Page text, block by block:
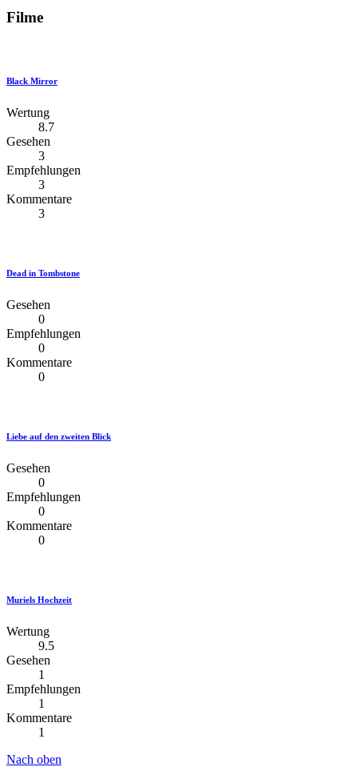
Filme
Black Mirror
Wertung
8.7
Gesehen
3
Empfehlungen
3
Kommentare
3
Dead in Tombstone
Gesehen
0
Empfehlungen
0
Kommentare
0
Liebe auf den zweiten Blick
Gesehen
0
Empfehlungen
0
Kommentare
0
Muriels Hochzeit
Wertung
9.5
Gesehen
1
Empfehlungen
1
Kommentare
1
Nach oben